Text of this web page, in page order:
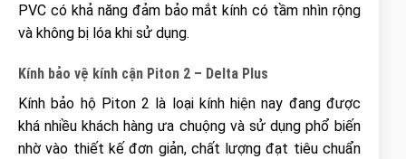
PVC có khả năng đảm bảo mắt kính có tầm nhìn rộng
và không bị lóa khi sử dụng.
Kính bảo vệ kính cận Piton 2 – Delta Plus
Kính bảo hộ Piton 2 là loại kính hiện nay đang được
khá nhiều khách hàng ưa chuộng và sử dụng phổ biến
nhờ vào thiết kế đơn giản, chất lượng đạt tiêu chuẩn